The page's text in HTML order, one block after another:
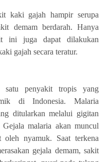
kaki gajah hampir serupa
demam berdarah. Hanya
ini juga dapat dilakukan
gajah secara teratur.
satu penyakit tropis yang
di Indonesia. Malaria
ditularkan melalui gigitan
malaria akan muncul
oleh nyamuk. Saat terkena
gejala demam, sakit